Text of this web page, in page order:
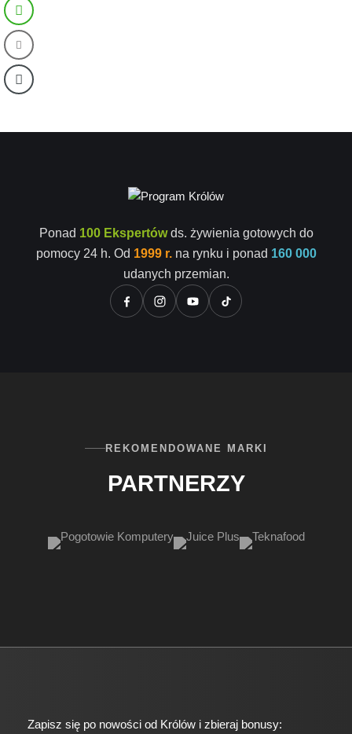
Ponad 100 Ekspertówds. żywienia gotowych do
pomocy 24 h. Od 1999 r.na rynku i ponad 160 000
udanych przemian.
REKOMENDOWANE MARKI
PARTNERZY
Zapisz się po nowości od Królów i zbieraj bonusy: